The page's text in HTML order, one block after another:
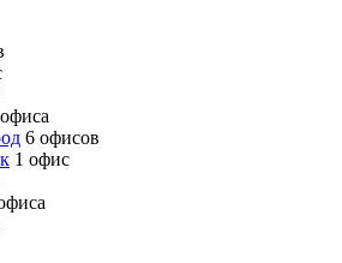
6 офисов
1 офис